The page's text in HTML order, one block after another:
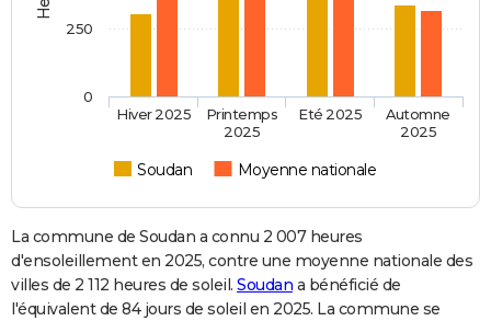
Soudan Moyenne nationale
Hiver 2025
Printemps
2025
Eté 2025
Automne
2025
0
250
La commune de Soudan a connu 2 007 heures
d'ensoleillement en 2025, contre une moyenne nationale des
villes de 2 112 heures de soleil. Soudan a bénéficié de
l'équivalent de 84 jours de soleil en 2025. La commune se